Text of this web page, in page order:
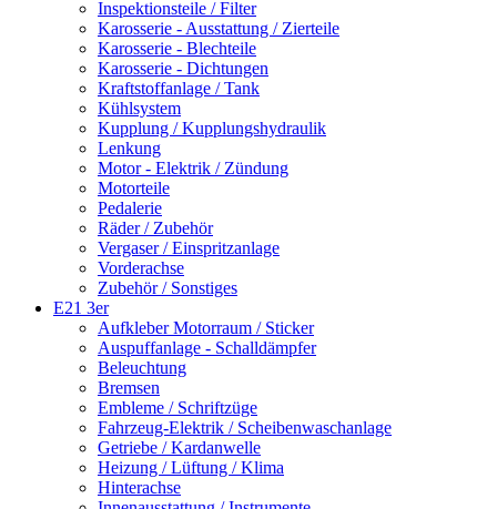
Inspektionsteile / Filter
Karosserie - Ausstattung / Zierteile
Karosserie - Blechteile
Karosserie - Dichtungen
Kraftstoffanlage / Tank
Kühlsystem
Kupplung / Kupplungshydraulik
Lenkung
Motor - Elektrik / Zündung
Motorteile
Pedalerie
Räder / Zubehör
Vergaser / Einspritzanlage
Vorderachse
Zubehör / Sonstiges
E21 3er
Aufkleber Motorraum / Sticker
Auspuffanlage - Schalldämpfer
Beleuchtung
Bremsen
Embleme / Schriftzüge
Fahrzeug-Elektrik / Scheibenwaschanlage
Getriebe / Kardanwelle
Heizung / Lüftung / Klima
Hinterachse